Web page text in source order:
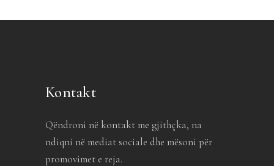
Kontakt
Qëndroni në kontakt me gjithçka, na
ndiqni në mediat sociale dhe mësoni për
promovimet e reja.